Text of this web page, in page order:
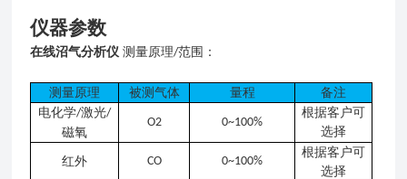
仪器参数
在线沼气分析仪 测量原理/范围：
测量原理 被测气体 量程
备注
电化学/激光/
磁氧
O2 0~100%
根据客户可
选择
红外 CO 0~100%
根据客户可
选择